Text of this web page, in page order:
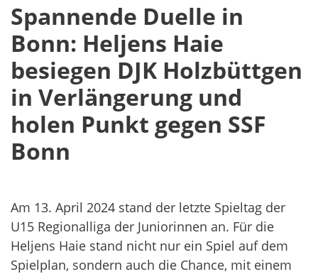
Spannende Duelle in
Bonn: Heljens Haie
besiegen DJK Holzbüttgen
in Verlängerung und
holen Punkt gegen SSF
Bonn
Am 13. April 2024 stand der letzte Spieltag der
U15 Regionalliga der Juniorinnen an. Für die
Heljens Haie stand nicht nur ein Spiel auf dem
Spielplan, sondern auch die Chance, mit einem